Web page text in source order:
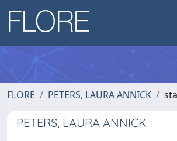
FLORE PETERS, LAURA ANNICK
PETERS, LAURA ANNICK